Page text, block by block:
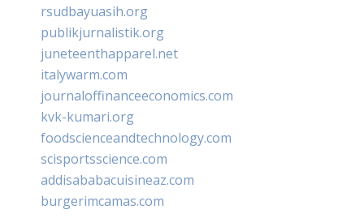
rsudbayuasih.org
publikjurnalistik.org
juneteenthapparel.net
italywarm.com
journaloffinanceeconomics.com
kvk-kumari.org
foodscienceandtechnology.com
scisportsscience.com
addisababacuisineaz.com
burgerimcamas.com